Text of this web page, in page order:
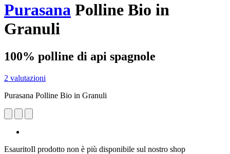
Purasana Polline Bio in
Granuli
100% polline di api spagnole
2 valutazioni
Purasana Polline Bio in Granuli
EsauritoIl prodotto non è più disponibile sul nostro shop